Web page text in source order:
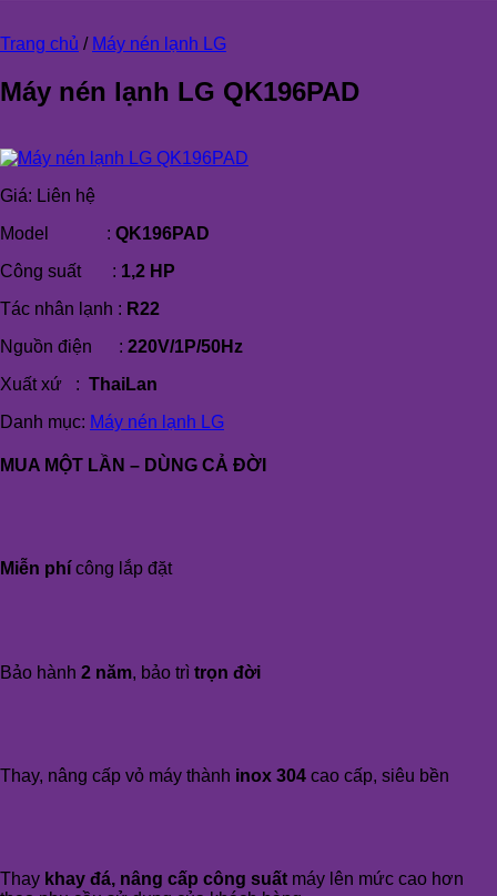
Trang chủ / Máy nén lạnh LG
Máy nén lạnh LG QK196PAD
Giá: Liên hệ
Model : QK196PAD
Công suất : 1,2 HP
Tác nhân lạnh : R22
Nguồn điện : 220V/1P/50Hz
Xuất xứ : ThaiLan
Danh mục: Máy nén lạnh LG
MUA MỘT LẦN – DÙNG CẢ ĐỜI
Miễn phí công lắp đặt
Bảo hành 2 năm, bảo trì trọn đời
Thay, nâng cấp vỏ máy thành inox 304 cao cấp, siêu bền
Thay khay đá, nâng cấp công suất máy lên mức cao hơn